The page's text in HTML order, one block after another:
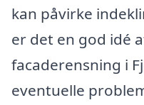
kan påvirke
er det en god idé
facaderensning i
eventuelle